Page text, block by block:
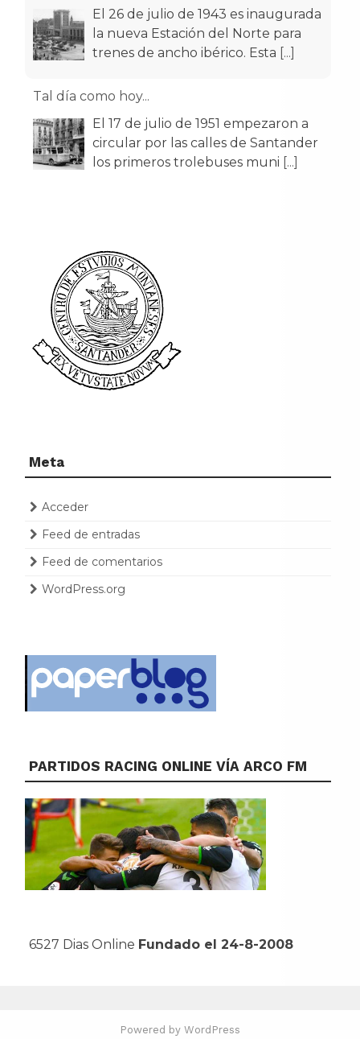
El 26 de julio de 1943 es inaugurada
la nueva Estación del Norte para
trenes de ancho ibérico. Esta [...]
Tal día como hoy...
El 17 de julio de 1951 empezaron a
circular por las calles de Santander
los primeros trolebuses muni [...]
Meta
Acceder
Feed de entradas
Feed de comentarios
WordPress.org
PARTIDOS RACING ONLINE VÍA ARCO FM
6527 Dias Online Fundado el 24-8-2008
Powered by WordPress